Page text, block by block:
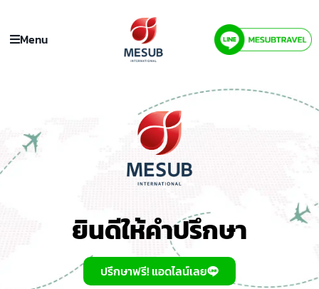
Menu
ยินดีให้คำปรึกษา
ปรึกษาฟรี! แอดไลน์เลย